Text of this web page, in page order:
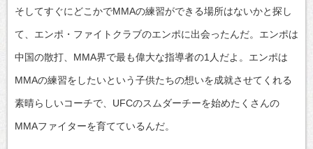
そしてすぐにどこかでMMAの練習ができる場所はないかと探し
て、エンポ・ファイトクラブのエンポに出会ったんだ。エンポは
中国の散打、MMA界で最も偉大な指導者の1人だよ。エンポは
MMAの練習をしたいという子供たちの想いを成就させてくれる
素晴らしいコーチで、UFCのスムダーチーを始めたくさんの
MMAファイターを育てているんだ。